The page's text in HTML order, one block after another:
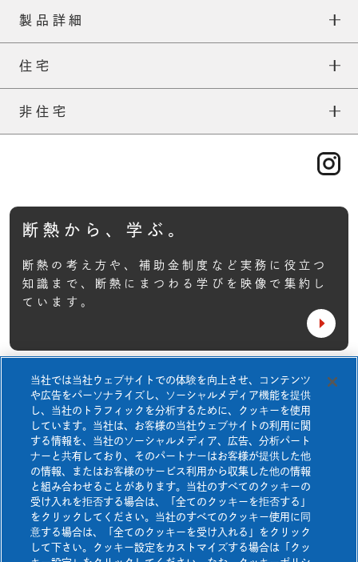
TOP
非住宅TOP
製品一覧
断熱等級7について
断熱から、学ぶ。
快適空間研究所
お知らせ
よくあるご質問
お問い合わせ
資料請求
壁施工資料ダウンロード
製品詳細
ネオマフォーム
ネオマ耐火スパンウォール
ネオマ断熱ボード
ネオマゼウス
ネオマフィットテープ
ネオマスパンビスⅠ
ネオマスパンビスⅡ
熱膨張性目地材
住宅
住宅TOP
施工について
ネオマアカデミー
断熱等級7について
快適空間研究所
非住宅
産業資材
断熱から、学ぶ。
断熱の考え方や、補助金制度など実務に役立つ
知識まで、 断熱にまつわる学びを映像で集約し
ています。
壁施工資料ダウンロード
カタログ・チラシダウンロード
防耐火構造認定書ダウンロード
当社では当社ウェブサイトでの体験を向上させ、コンテンツ
や広告をパーソナライズし、ソーシャルメディア機能を提供
し、当社のトラフィックを分析するために、クッキーを使用
しています。当社は、お客様の当社ウェブサイトの利用に関
する情報を、当社のソーシャルメディア、広告、分析パート
ナーと共有しており、そのパートナーはお客様が提供した他
の情報、またはお客様のサービス利用から収集した他の情報
と組み合わせることがあります。当社のすべてのクッキーの
受け入れを拒否する場合は、「全てのクッキーを拒否する」
をクリックしてください。当社のすべてのクッキー使用に同
意する場合は、「全てのクッキーを受け入れる」をクリック
して下さい。クッキー設定をカストマイズする場合は「クッ